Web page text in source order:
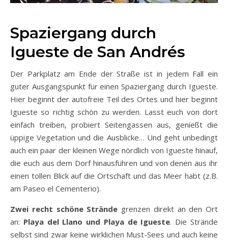
Spaziergang durch
Igueste de San Andrés
Der Parkplatz am Ende der Straße ist in jedem Fall ein
guter Ausgangspunkt für einen Spaziergang durch Igueste.
Hier beginnt der autofreie Teil des Ortes und hier beginnt
Igueste so richtig schön zu werden. Lasst euch von dort
einfach treiben, probiert Seitengassen aus, genießt die
üppige Vegetation und die Ausblicke… Und geht unbedingt
auch ein paar der kleinen Wege nördlich von Igueste hinauf,
die euch aus dem Dorf hinausführen und von denen aus ihr
einen tollen Blick auf die Ortschaft und das Meer habt (z.B.
am Paseo el Cementerio).
Zwei recht schöne Strände grenzen direkt an den Ort
an: Playa del Llano und Playa de Igueste. Die Strände
selbst sind zwar keine wirklichen Must-Sees und auch keine